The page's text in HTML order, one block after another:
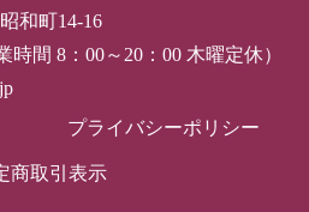
和町14-16
時間 8：00～20：00 木曜定休）
プライバシーポリシー
商取引表示